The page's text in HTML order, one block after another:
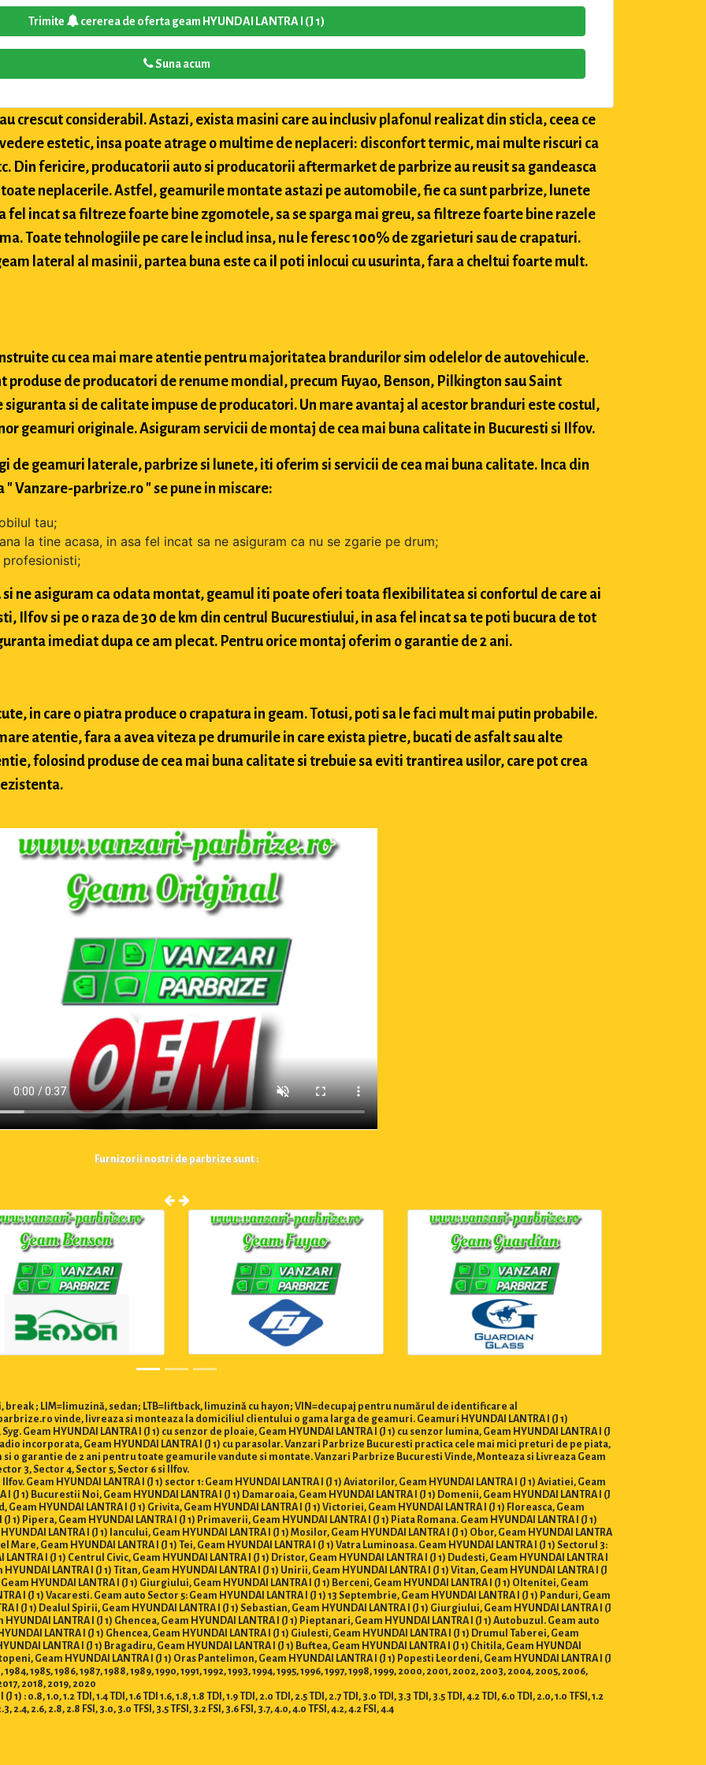
Trimite cererea de oferta geam HYUNDAI LANTRA I (J 1)
Suna acum
crescut considerabil. Astazi, exista masini care au inclusiv plafonul realizat din sticla, ceea ce
estetic, insa poate atrage o multime de neplaceri: disconfort termic, mai multe riscuri ca
Din fericire, producatorii auto si producatorii aftermarket de parbrize au reusit sa gandeasca
neplacerile. Astfel, geamurile montate astazi pe automobile, fie ca sunt parbrize, lunete
fel incat sa filtreze foarte bine zgomotele, sa se sparga mai greu, sa filtreze foarte bine razele
Toate tehnologiile pe care le includ insa, nu le feresc 100% de zgarieturi sau de crapaturi.
lateral al masinii, partea buna este ca il poti inlocui cu usurinta, fara a cheltui foarte mult.
cu cea mai mare atentie pentru majoritatea brandurilor sim odelelor de autovehicule.
produse de producatori de renume mondial, precum Fuyao, Benson, Pilkington sau Saint
si de calitate impuse de producatori. Un mare avantaj al acestor branduri este costul,
geamuri originale. Asiguram servicii de montaj de cea mai buna calitate in Bucuresti si Ilfov.
de geamuri laterale, parbrize si lunete, iti oferim si servicii de cea mai buna calitate. Inca din
Vanzare-parbrize.ro " se pune in miscare:
tau;
la tine acasa, in asa fel incat sa ne asiguram ca nu se zgarie pe drum;
ne asiguram ca odata montat, geamul iti poate oferi toata flexibilitatea si confortul de care ai
Ilfov si pe o raza de 30 de km din centrul Bucurestiului, in asa fel incat sa te poti bucura de tot
imediat dupa ce am plecat. Pentru orice montaj oferim o garantie de 2 ani.
in care o piatra produce o crapatura in geam. Totusi, poti sa le faci mult mai putin probabile.
atentie, fara a avea viteza pe drumurile in care exista pietre, bucati de asfalt sau alte
folosind produse de cea mai buna calitate si trebuie sa eviti trantirea usilor, care pot crea
Furnizorii nostri de parbrize sunt :
break ; LIM=limuzină, sedan; LTB=liftback, limuzină cu hayon; VIN=decupaj pentru numărul de identificare al
vinde, livreaza si monteaza la domiciliul clientului o gama larga de geamuri. Geamuri HYUNDAI LANTRA I (J 1)
Geam HYUNDAI LANTRA I (J 1) cu senzor de ploaie, Geam HYUNDAI LANTRA I (J 1) cu senzor lumina, Geam HYUNDAI LANTRA I (J
incorporata, Geam HYUNDAI LANTRA I (J 1) cu parasolar. Vanzari Parbrize Bucuresti practica cele mai mici preturi de pe piata,
o garantie de 2 ani pentru toate geamurile vandute si montate. Vanzari Parbrize Bucuresti Vinde, Monteaza si Livreaza Geam
3, Sector 4, Sector 5, Sector 6 si Ilfov.
HYUNDAI LANTRA I (J 1) sector 1: Geam HYUNDAI LANTRA I (J 1) Aviatorilor, Geam HYUNDAI LANTRA I (J 1) Aviatiei, Geam
I (J 1) Bucurestii Noi, Geam HYUNDAI LANTRA I (J 1) Damaroaia, Geam HYUNDAI LANTRA I (J 1) Domenii, Geam HYUNDAI LANTRA I (J
HYUNDAI LANTRA I (J 1) Grivita, Geam HYUNDAI LANTRA I (J 1) Victoriei, Geam HYUNDAI LANTRA I (J 1) Floreasca, Geam
1) Pipera, Geam HYUNDAI LANTRA I (J 1) Primaverii, Geam HYUNDAI LANTRA I (J 1) Piata Romana. Geam HYUNDAI LANTRA I (J 1)
LANTRA I (J 1) Iancului, Geam HYUNDAI LANTRA I (J 1) Mosilor, Geam HYUNDAI LANTRA I (J 1) Obor, Geam HYUNDAI LANTRA
Mare, Geam HYUNDAI LANTRA I (J 1) Tei, Geam HYUNDAI LANTRA I (J 1) Vatra Luminoasa. Geam HYUNDAI LANTRA I (J 1) Sectorul 3:
I (J 1) Centrul Civic, Geam HYUNDAI LANTRA I (J 1) Dristor, Geam HYUNDAI LANTRA I (J 1) Dudesti, Geam HYUNDAI LANTRA I
LANTRA I (J 1) Titan, Geam HYUNDAI LANTRA I (J 1) Unirii, Geam HYUNDAI LANTRA I (J 1) Vitan, Geam HYUNDAI LANTRA I (J
HYUNDAI LANTRA I (J 1) Giurgiului, Geam HYUNDAI LANTRA I (J 1) Berceni, Geam HYUNDAI LANTRA I (J 1) Oltenitei, Geam
I (J 1) Vacaresti. Geam auto Sector 5: Geam HYUNDAI LANTRA I (J 1) 13 Septembrie, Geam HYUNDAI LANTRA I (J 1) Panduri, Geam
I (J 1) Dealul Spirii, Geam HYUNDAI LANTRA I (J 1) Sebastian, Geam HYUNDAI LANTRA I (J 1) Giurgiului, Geam HYUNDAI LANTRA I (J
LANTRA I (J 1) Ghencea, Geam HYUNDAI LANTRA I (J 1) Pieptanari, Geam HYUNDAI LANTRA I (J 1) Autobuzul. Geam auto
LANTRA I (J 1) Ghencea, Geam HYUNDAI LANTRA I (J 1) Giulesti, Geam HYUNDAI LANTRA I (J 1) Drumul Taberei, Geam
LANTRA I (J 1) Bragadiru, Geam HYUNDAI LANTRA I (J 1) Buftea, Geam HYUNDAI LANTRA I (J 1) Chitila, Geam HYUNDAI
Geam HYUNDAI LANTRA I (J 1) Oras Pantelimon, Geam HYUNDAI LANTRA I (J 1) Popesti Leordeni, Geam HYUNDAI LANTRA I (J
1986, 1987, 1988, 1989, 1990, 1991, 1992, 1993, 1994, 1995, 1996, 1997, 1998, 1999, 2000, 2001, 2002, 2003, 2004, 2005, 2006,
2018, 2019, 2020
1.0, 1.2 TDI, 1.4 TDI, 1.6 TDI 1.6, 1.8, 1.8 TDI, 1.9 TDI, 2.0 TDI, 2.5 TDI, 2.7 TDI, 3.0 TDI, 3.3 TDI, 3.5 TDI, 4.2 TDI, 6.0 TDI, 2.0, 1.0 TFSI, 1.2
2.4, 2.6, 2.8, 2.8 FSI, 3.0, 3.0 TFSI, 3.5 TFSI, 3.2 FSI, 3.6 FSI, 3.7, 4.0, 4.0 TFSI, 4.2, 4.2 FSI, 4.4